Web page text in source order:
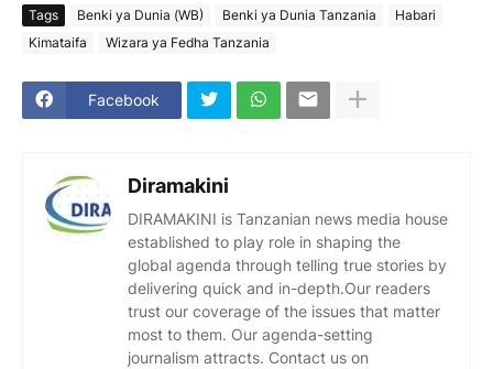
Tags Benki ya Dunia (WB) Benki ya Dunia Tanzania
Habari
Kimataifa
Wizara ya Fedha Tanzania
Facebook
Diramakini
DIRAMAKINI is Tanzanian news media house
established to play role in shaping the
global agenda through telling true stories by
delivering quick and in-depth.Our readers
trust our coverage of the issues that matter
most to them. Our agenda-setting
journalism attracts. Contact us on